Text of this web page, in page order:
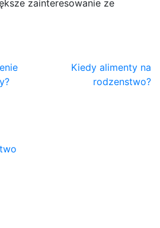
zainteresowanie ze
Kiedy alimenty na
rodzenstwo?